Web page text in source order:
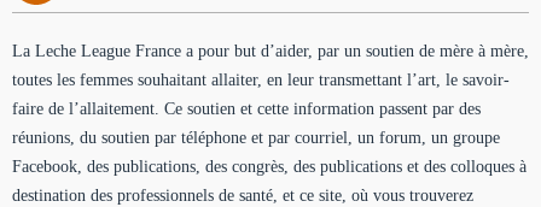
La Leche League France a pour but d’aider, par un soutien de mère à mère,
toutes les femmes souhaitant allaiter, en leur transmettant l’art, le savoir-
faire de l’allaitement. Ce soutien et cette information passent par des
réunions, du soutien par téléphone et par courriel, un forum, un groupe
Facebook, des publications, des congrès, des publications et des colloques à
destination des professionnels de santé, et ce site, où vous trouverez